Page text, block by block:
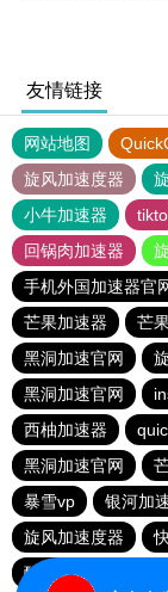
友情链接
网站地图
旋风加速度器
小牛加速器
回锅肉加速器
手机外国加速器官
芒果加速器
芒
黑洞加速官网
黑洞加速官网
西柚加速器
黑洞加速官网
暴雪vp
银河加
旋风加速度器
酷通加速器